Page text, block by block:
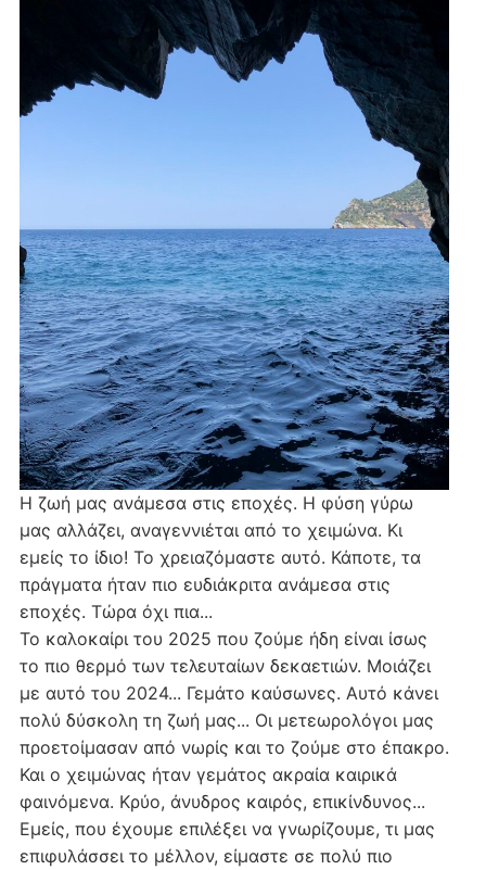
Η ζωή μας ανάμεσα στις εποχές. Η φύση γύρω
μας αλλάζει, αναγεννιέται από το χειμώνα. Κι
εμείς το ίδιο! Το χρειαζόμαστε αυτό. Κάποτε, τα
πράγματα ήταν πιο ευδιάκριτα ανάμεσα στις
εποχές. Τώρα όχι πια...
Το καλοκαίρι του 2025 που ζούμε ήδη είναι ίσως
το πιο θερμό των τελευταίων δεκαετιών. Μοιάζει
με αυτό του 2024... Γεμάτο καύσωνες. Αυτό κάνει
πολύ δύσκολη τη ζωή μας... Οι μετεωρολόγοι μας
προετοίμασαν από νωρίς και το ζούμε στο έπακρο.
Και ο χειμώνας ήταν γεμάτος ακραία καιρικά
φαινόμενα. Κρύο, άνυδρος καιρός, επικίνδυνος...
Εμείς, που έχουμε επιλέξει να γνωρίζουμε, τι μας
επιφυλάσσει το μέλλον, είμαστε σε πολύ πιο